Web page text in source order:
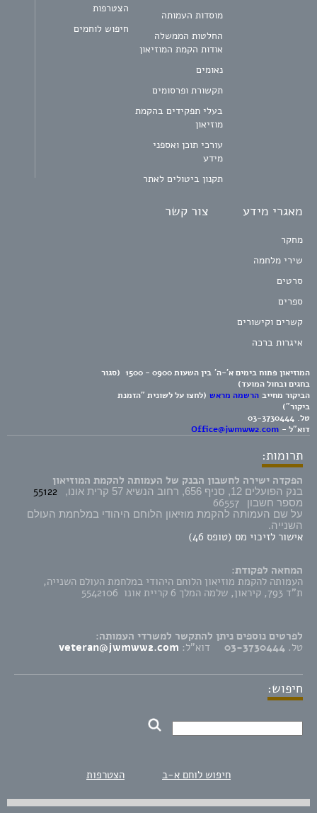
מוסדות העמותה
החלטות הממשלה
אודות הקמת המוזיאון
נאומים
תקשורת ופרסומים
בעלי תפקידים בהקמת
מוזיאון
עורכי תוכן ואספני
מידע
תקנון ביטולים לאתר
הצטרפות
חיפוש לוחמים
מאגרי מידע
מחקר
שירי מלחמה
סרטים
ספרים
קשרים וקישורים
איגרות ברכה
צור קשר
המוזיאון פתוח בימים א'-ה' בין השעות 0900 - 1500 (סגור
בחגים ובחול המועד)
הביקור מחייב הרשמה מראש (לחצו על לשונית "הזמנת
ביקור")
טל. 03-3730444
דוא"ל - Office@jwmww2.com
תרומות:
הפקדה ישירה לחשבון הבנק של העמותה להקמת המוזיאון
בנק הפועלים 12, סניף 656, רחוב הנשיא 57 קרית אונו, 55122
מספר חשבון 66557
על שם העמותה להקמת מוזיאון הלוחם היהודי במלחמת העולם
השנייה.
אישור לזיכוי מס (טופס 46)
המחאה לפקודת:
העמותה להקמת מוזיאון הלוחם היהודי במלחמת העולם השנייה,
ת"ד 793, קיראון, שלמה המלך 6 קריית אונו 5542106
לפרטים נוספים ניתן להתקשר למשרדי העמותה:
טל. 03-3730444 דוא"ל: veteran@jwmww2.com
חיפוש:
חיפוש לוחם א-ב הצטרפות